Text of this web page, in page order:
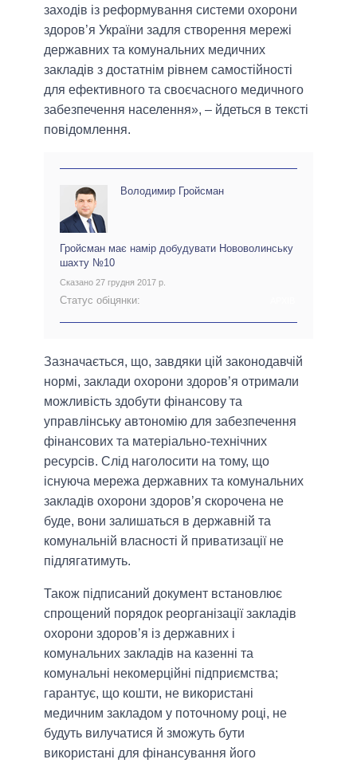
заходів із реформування системи охорони
здоров’я України задля створення мережі
державних та комунальних медичних
закладів з достатнім рівнем самостійності
для ефективного та своєчасного медичного
забезпечення населення», – йдеться в тексті
повідомлення.
Володимир Гройсман
Гройсман має намір добудувати Нововолинську
шахту №10
Сказано 27 грудня 2017 р.
Статус обіцянки:
Зазначається, що, завдяки цій законодавчій
нормі, заклади охорони здоров’я отримали
можливість здобути фінансову та
управлінську автономію для забезпечення
фінансових та матеріально-технічних
ресурсів. Слід наголосити на тому, що
існуюча мережа державних та комунальних
закладів охорони здоров’я скорочена не
буде, вони залишаться в державній та
комунальній власності й приватизації не
підлягатимуть.
Також підписаний документ встановлює
спрощений порядок реорганізації закладів
охорони здоров’я із державних і
комунальних закладів на казенні та
комунальні некомерційні підприємства;
гарантує, що кошти, не використані
медичним закладом у поточному році, не
будуть вилучатися й зможуть бути
використані для фінансування його